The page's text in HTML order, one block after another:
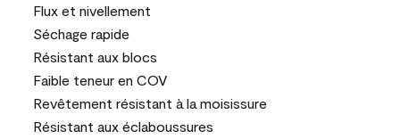
Flux et nivellement
Séchage rapide
Résistant aux blocs
Faible teneur en COV
Revêtement résistant à la moisissure
Résistant aux éclaboussures